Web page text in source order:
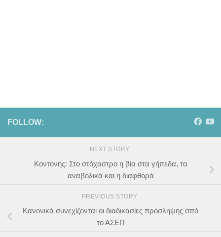
FOLLOW:
NEXT STORY
Κοντονής: Στο στόχαστρο η βία στα γήπεδα, τα
αναβολικά και η διαφθορά
PREVIOUS STORY
Κανονικά συνεχίζονται οι διαδικασίες πρόσληψης σπό
το ΑΣΕΠ